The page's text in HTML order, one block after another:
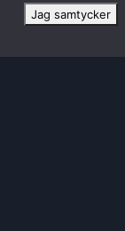
Jag samtycker